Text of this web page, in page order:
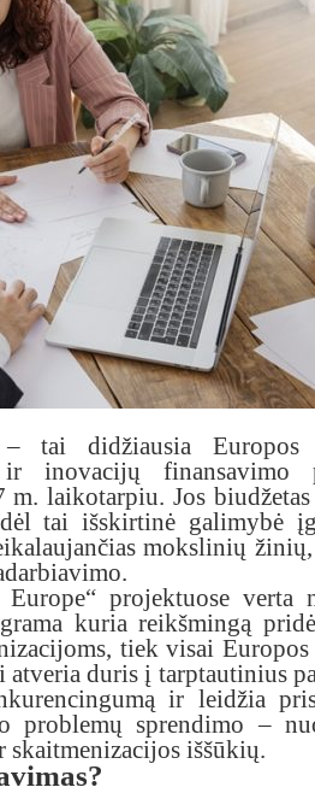
tai didžiausia Europos
inovacijų finansavimo
laikotarpiu. Jos
tai išskirtinė galimybė
mokslinių
projektuose verta
kuria reikšmingą
tiek visai
atveria duris į tarptautinius
ir leidžia
problemų sprendimo –
iššūkių.